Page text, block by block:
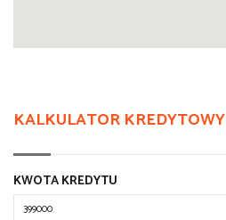
KALKULATOR KREDYTOWY
KWOTA KREDYTU